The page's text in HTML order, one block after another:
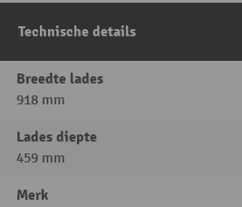
Technische details
Breedte lades
918 mm
Lades diepte
459 mm
Merk